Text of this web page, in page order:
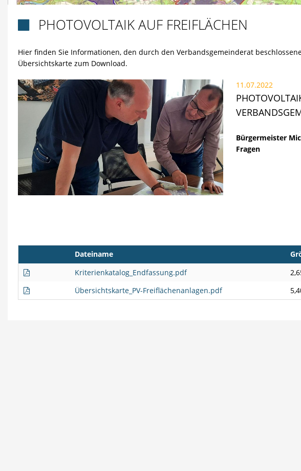
PHOTOVOLTAIK AUF FREIFLÄCHEN
Hier finden Sie Informationen, den durch den Verbandsgemeinderat
Übersichtskarte zum Download.
11.07.2022
Bürgermeister
Fragen
Dateiname
Kriterienkatalog_Endfassung.pdf
Übersichtskarte_PV-Freiflächenanlagen.pdf